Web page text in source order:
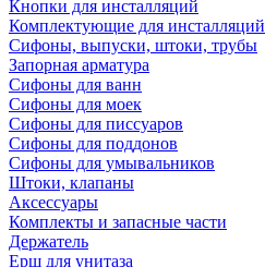
Кнопки для инсталляций
Комплектующие для инсталляций
Сифоны, выпуски, штоки, трубы
Запорная арматура
Сифоны для ванн
Сифоны для моек
Сифоны для писсуаров
Сифоны для поддонов
Сифоны для умывальников
Штоки, клапаны
Аксессуары
Комплекты и запасные части
Держатель
Ерш для унитаза